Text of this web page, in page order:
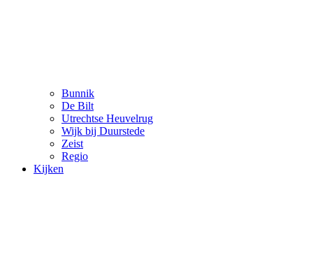
Bunnik
De Bilt
Utrechtse Heuvelrug
Wijk bij Duurstede
Zeist
Regio
Kijken